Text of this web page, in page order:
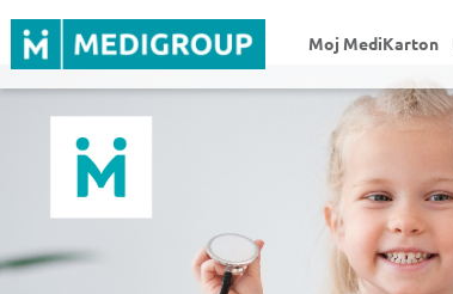
Moj MediKarton